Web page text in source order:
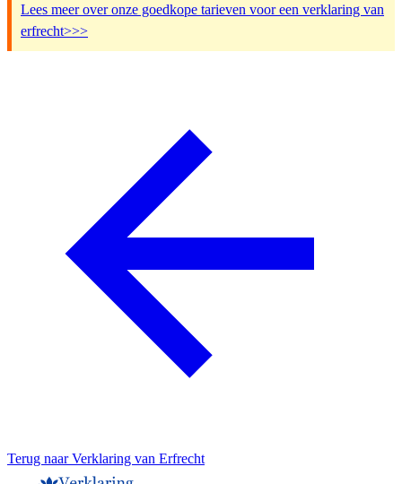
Lees meer over onze goedkope tarieven voor een verklaring van
erfrecht>>>
Terug naarVerklaring van Erfrecht